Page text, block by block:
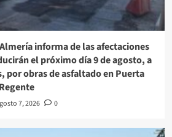
informa de las afectaciones
el próximo día 9 de agosto, a
por obras de asfaltado en Puerta
7, 2026 0